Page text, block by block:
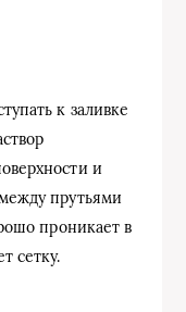
к заливке
и
прутьями
проникает в
сетку.